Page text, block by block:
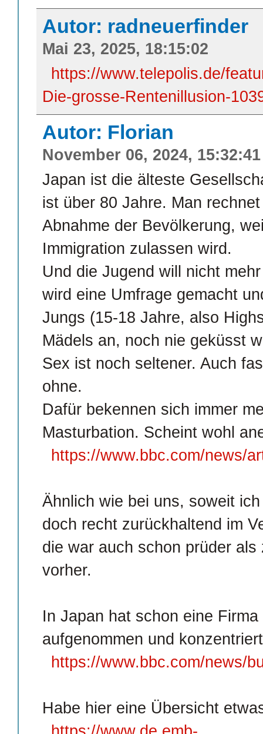
Autor: radneuerfinder
Mai 23, 2025, 18:15:02
https://www.telepolis.de/
Die-grosse-Rentenillusion-
Autor: Florian
November 06, 2024, 15:32:41
Japan ist die älteste
ist über 80 Jahre. Man
Abnahme der Bevölkerung,
Immigration zulassen wird.
Und die Jugend will nicht
wird eine Umfrage gemacht
Jungs (15-18 Jahre, also
Mädels an, noch nie geküsst
Sex ist noch seltener. Auch
ohne.
Dafür bekennen sich immer
Masturbation. Scheint wohl
https://www.bbc.com/news/
Ähnlich wie bei uns, soweit
doch recht zurückhaltend im
die war auch schon prüder
vorher.
In Japan hat schon eine
aufgenommen und
https://www.bbc.com/news/
Habe hier eine Übersicht